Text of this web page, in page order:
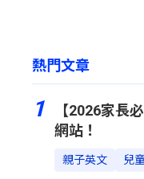
熱門文章
1
【2026家長
網站！
親子英文 兒